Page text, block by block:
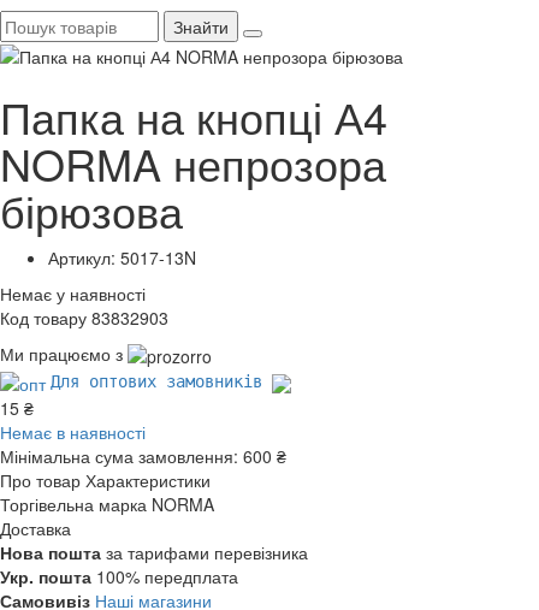
Знайти
Папка на кнопці А4
NORMA непрозора
бірюзова
Артикул: 5017-13N
Немає у наявності
Код товару 83832903
Ми працюємо з
Для оптових замовників
15 ₴
Немає в наявності
Мінімальна сума замовлення: 600 ₴
Про товар Характеристики
Торгівельна марка NORMA
Доставка
Нова пошта за тарифами перевізника
Укр. пошта 100% передплата
Самовивіз Наші магазини